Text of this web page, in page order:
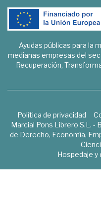
Ayudas públicas para la
medianas empresas del
Recuperación,
Política de privacidad
Marcial Pons Librero S.L. -
de Derecho, Economía,
Hospedaje y